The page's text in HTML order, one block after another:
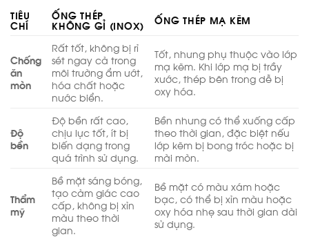
TIÊU
CHÍ
ỐNG THÉP
KHÔNG GỈ (INOX) ỐNG THÉP MẠ KẼM
Chống
ăn
mòn
Rất tốt, không bị rỉ
sét ngay cả trong
môi trường ẩm ướt,
hóa chất hoặc
nước biển.
Tốt, nhưng phụ thuộc vào lớp
mạ kẽm. Khi lớp mạ bị trầy
xước, thép bên trong dễ bị
oxy hóa.
Độ
bền
Độ bền rất cao,
chịu lực tốt, ít bị
biến dạng trong
quá trình sử dụng.
Bền nhưng có thể xuống cấp
theo thời gian, đặc biệt nếu
lớp kẽm bị bong tróc hoặc bị
mài mòn.
Thẩm
mỹ
Bề mặt sáng bóng,
tạo cảm giác cao
cấp, không bị xỉn
màu theo thời
gian.
Bề mặt có màu xám hoặc
bạc, có thể bị xỉn màu hoặc
oxy hóa nhẹ sau thời gian dài
sử dụng.